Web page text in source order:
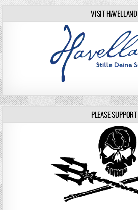
VISIT HAVELLAND
PLEASE SUPPORT